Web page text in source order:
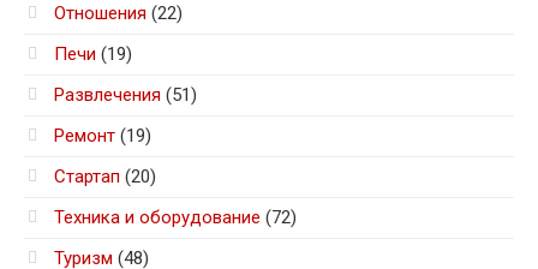
Отношения (22)
Печи (19)
Развлечения (51)
Ремонт (19)
Стартап (20)
Техника и оборудование (72)
Туризм (48)